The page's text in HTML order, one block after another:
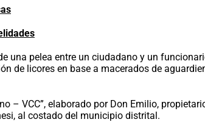
una pelea entre un ciudadano y un
de licores en base a macerados de
– VCC”, elaborado por Don Emilio,
al costado del municipio distrital.